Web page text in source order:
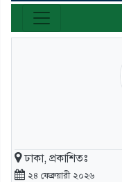
লাইফস্টাইল
ময়মনসিংহ
ঢাকা, প্রকাশিতঃ
২৪ ফেব্রুয়ারী ২০২৬